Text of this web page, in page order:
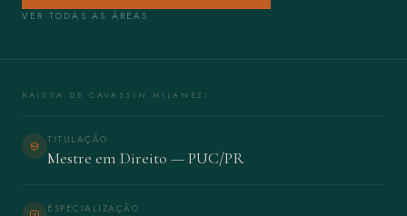
VER TODAS AS ÁREAS
RAISSA DE CAVASSIN MILANEZI
TITULAÇÃO
Mestre em Direito — PUC/PR
ESPECIALIZAÇÃO